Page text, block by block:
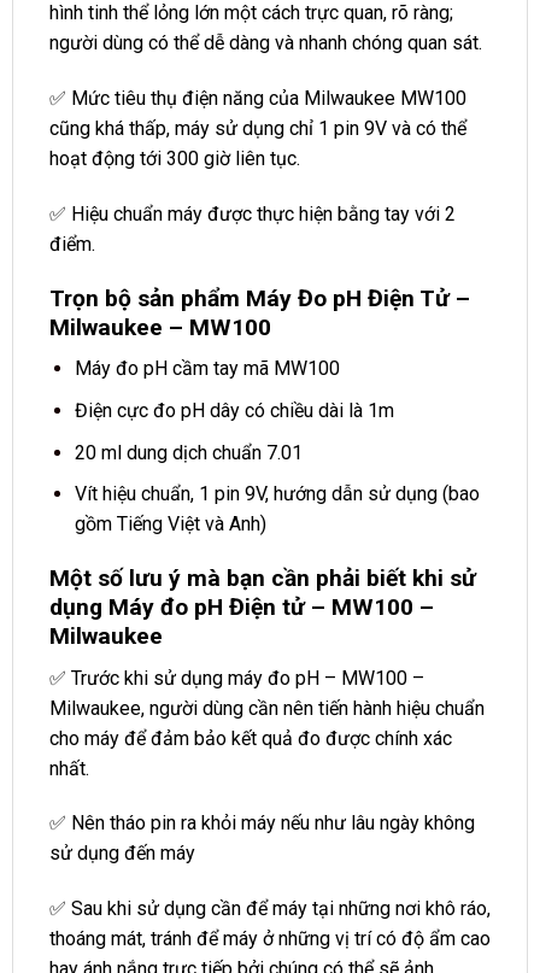
hình tinh thể lỏng lớn một cách trực quan, rõ ràng;
người dùng có thể dễ dàng và nhanh chóng quan sát.
✅ Mức tiêu thụ điện năng của Milwaukee MW100
cũng khá thấp, máy sử dụng chỉ 1 pin 9V và có thể
hoạt động tới 300 giờ liên tục.
✅ Hiệu chuẩn máy được thực hiện bằng tay với 2
điểm.
Trọn bộ sản phẩm Máy Đo pH Điện Tử –
Milwaukee – MW100
Máy đo pH cầm tay mã MW100
Điện cực đo pH dây có chiều dài là 1m
20 ml dung dịch chuẩn 7.01
Vít hiệu chuẩn, 1 pin 9V, hướng dẫn sử dụng (bao
gồm Tiếng Việt và Anh)
Một số lưu ý mà bạn cần phải biết khi sử
dụng Máy đo pH Điện tử – MW100 –
Milwaukee
✅ Trước khi sử dụng máy đo pH – MW100 –
Milwaukee, người dùng cần nên tiến hành hiệu chuẩn
cho máy để đảm bảo kết quả đo được chính xác
nhất.
✅ Nên tháo pin ra khỏi máy nếu như lâu ngày không
sử dụng đến máy
✅ Sau khi sử dụng cần để máy tại những nơi khô ráo,
thoáng mát, tránh để máy ở những vị trí có độ ẩm cao